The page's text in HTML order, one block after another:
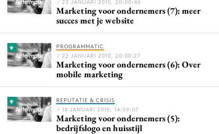
Menu
9 sept: GenAI-training
12 nov: MarketingLive!
Events
Opleidingen
Vacatures
/ 23 JANUARI 2010, 20:00:46
Marketing voor ondernemers (7): meer
succes met je website
PROGRAMMATIC
/ 22 JANUARI 2010, 20:00:27
Marketing voor ondernemers (6): Over
mobile marketing
REPUTATIE & CRISIS
/ 10 JANUARI 2010, 14:59:07
Marketing voor ondernemers (5):
bedrijfslogo en huisstijl